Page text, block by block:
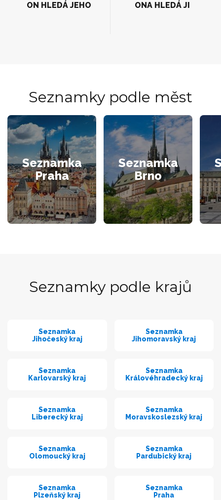
ON HLEDÁ JEHO ONA HLEDÁ JI
Seznamky podle měst
Seznamka
Praha
Seznamka
Brno
Seznamky podle krajů
Seznamka
Jihočeský kraj
Seznamka
Jihomoravský kraj
Seznamka
Karlovarský kraj
Seznamka
Královéhradecký kraj
Seznamka
Liberecký kraj
Seznamka
Moravskoslezský kraj
Seznamka
Olomoucký kraj
Seznamka
Pardubický kraj
Seznamka
Plzeňský kraj
Seznamka
Praha